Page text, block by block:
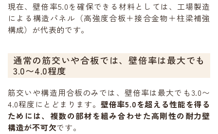
現在、壁倍率5.0を確保できる材料としては、工場製造
による構造パネル（高強度合板＋接合金物＋柱梁補強
構成）が代表的です。
通常の筋交いや合板では、壁倍率は最大でも
3.0〜4.0程度
筋交いや構造用合板のみでは、壁倍率は最大でも3.0〜
4.0程度にとどまります。 壁倍率5.0を超える性能を得る
ためには、複数の部材を組み合わせた高剛性の耐力壁
構造が不可欠です。